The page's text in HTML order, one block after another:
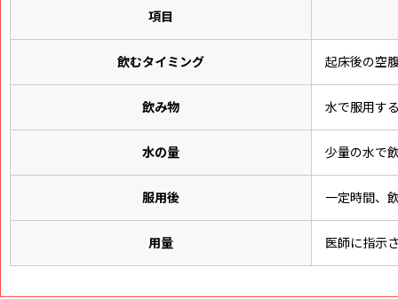
項目
飲むタイミング 起床後の空
飲み物 水で服用す
水の量 少量の水で
服用後 一定時間、
用量 医師に指示